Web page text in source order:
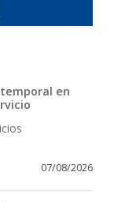
en
07/08/2026